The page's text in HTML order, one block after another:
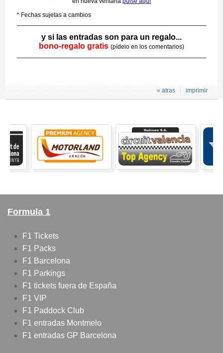
*Fechas sujetas a cambios
y si las entradas son para un regalo...
bono-regalo gratis (pídelo en los comentarios)
imprimir
« atras
Formula 1
F1 Tickets
F1 Packs
F1 Barcelona
F1 Parkings
F1 tickets fuera de España
F1 VIP
F1 Paddock Club
F1 entradas Montmelo
F1 entradas GP Barcelona